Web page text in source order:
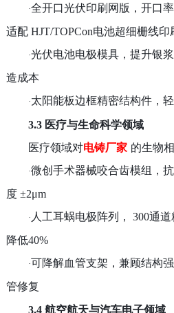
·全开口光伏印刷网版，开口率
适配 HJT/TOPCon电池超细栅线印
·光伏电池电极模具，提升银
造成本
·太阳能板边框精密结构件，
3.3 医疗与生命科学领域
医疗领域对电铸厂家 的生物
·微创手术器械咬合齿模组，
度 ±2μm
· 人工耳蜗电极阵列， 300通道
降低40%
· 可降解血管支架，兼顾结构
管修复
3.4 航空航天与汽车电子领域